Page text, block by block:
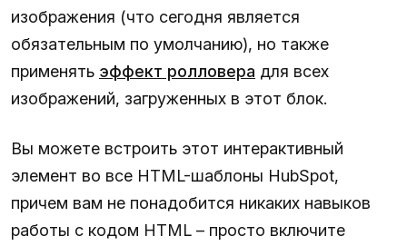
изображения (что сегодня является
обязательным по умолчанию), но также
применять эффект ролловера для всех
изображений, загруженных в этот блок.
Вы можете встроить этот интерактивный
элемент во все HTML-шаблоны HubSpot,
причем вам не понадобится никаких навыков
работы с кодом HTML – просто включите